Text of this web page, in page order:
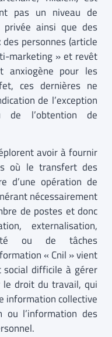
pas un niveau de
ainsi que des
personnes (article
marketing » et revêt
anxiogène pour les
ces dernières ne
de l’exception
l’obtention de
avoir à fournir
où le transfert des
d’une opération de
nécessairement
de postes et donc
externalisation,
ou de tâches
« Cnil » vient
difficile à gérer
droit du travail, qui
information collective
l’information des